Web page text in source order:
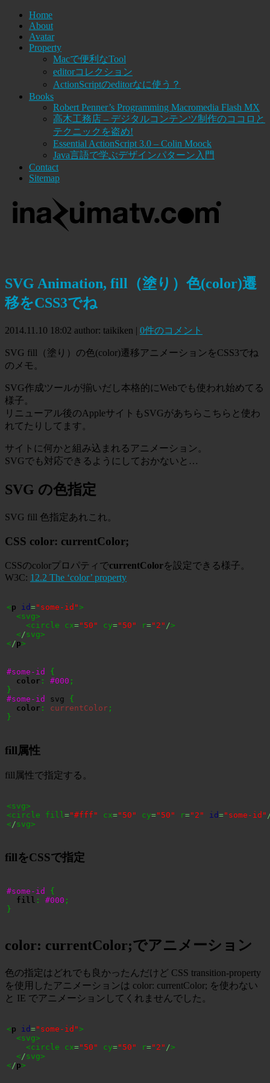
Home
About
Avatar
Property
Macで便利なTool
editorコレクション
ActionScriptのeditorなに使う？
Books
Robert Penner’s Programming Macromedia Flash MX
高木工務店 – デジタルコンテンツ制作のココロと
テクニックを盗め!
Essential ActionScript 3.0 – Colin Moock
Java言語で学ぶデザインパターン入門
Contact
Sitemap
SVG Animation, fill（塗り）色(color)遷
移をCSS3でね
2014.11.10 18:02 author: taikiken | 0件のコメント
SVG fill（塗り）の色(color)遷移アニメーションをCSS3でね
のメモ。
SVG作成ツールが揃いだし本格的にWebでも使われ始めてる
様子。
リニューアル後のAppleサイトもSVGがあちらこちらと使わ
れてたりしてます。
サイトに何かと組み込まれるアニメーション。
SVGでも対応できるようにしておかないと…
SVG の色指定
SVG fill 色指定あれこれ。
CSS color: currentColor;
CSSのcolorプロパティでcurrentColorを設定できる様子。
W3C: 12.2 The ‘color’ property
<p id ="some-id">
<svg>
<circle cx="50" cy="50" r="2" />
</svg>
</p>
#some-id
{
color : #000 ;
}
#some-id
svg {
color : currentColor ;
}
fill属性
fill属性で指定する。
<svg>
<circle fill="#fff" cx="50" cy="50" r="2" id ="some-id"
</svg>
fillをCSSで指定
#some-id
{
fill
: #000 ;
}
color: currentColor;でアニメーション
色の指定はどれでも良かったんだけど CSS transition-property
を使用したアニメーションは color: currentColor; を使わない
と IE でアニメーションしてくれませんでした。
<p id ="some-id">
<svg>
<circle cx="50" cy="50" r="2" />
</svg>
</p>